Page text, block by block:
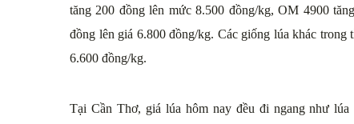
tăng 200 đồng lên mức 8.500 đồng/kg, OM 4900
đồng lên giá 6.800 đồng/kg. Các giống lúa khác
6.600 đồng/kg.
Tại Cần Thơ, giá lúa hôm nay đều đi ngang như